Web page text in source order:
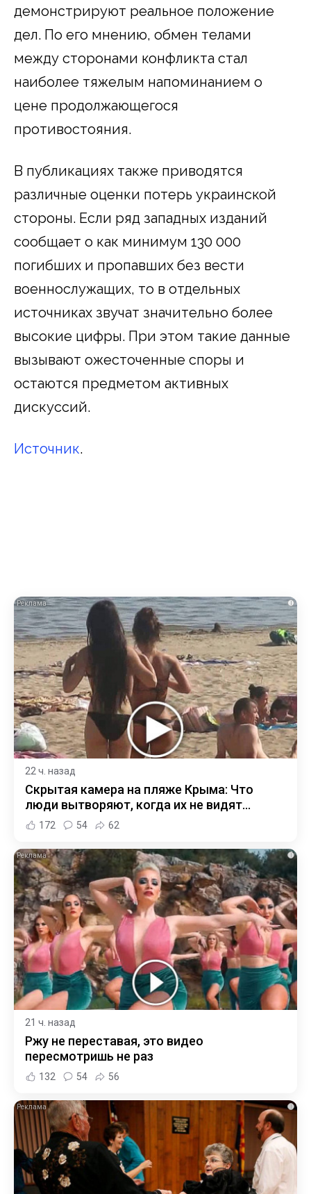
демонстрируют реальное положение
дел. По его мнению, обмен телами
между сторонами конфликта стал
наиболее тяжелым напоминанием о
цене продолжающегося
противостояния.
В публикациях также приводятся
различные оценки потерь украинской
стороны. Если ряд западных изданий
сообщает о как минимум 130 000
погибших и пропавших без вести
военнослужащих, то в отдельных
источниках звучат значительно более
высокие цифры. При этом такие данные
вызывают ожесточенные споры и
остаются предметом активных
дискуссий.
Источник.
i
22 ч. назад
Скрытая камера на пляже Крыма: Что
люди вытворяют, когда их не видят...
172 54 62
i
21 ч. назад
Ржу не переставая, это видео
пересмотришь не раз
132 54 56
i